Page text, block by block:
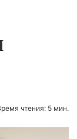
чтения: 5 мин.